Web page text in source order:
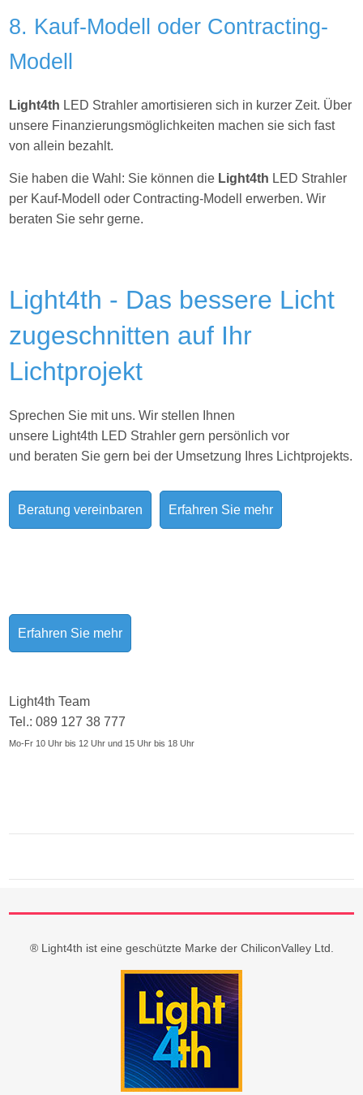
8. Kauf-Modell oder Contracting-
Modell
Light4th LED Strahler amortisieren sich in kurzer Zeit. Über
unsere Finanzierungsmöglichkeiten machen sie sich fast
von allein bezahlt.
Sie haben die Wahl: Sie können die Light4th LED Strahler
per Kauf-Modell oder Contracting-Modell erwerben. Wir
beraten Sie sehr gerne.
Light4th - Das bessere Licht
zugeschnitten auf Ihr
Lichtprojekt
Sprechen Sie mit uns. Wir stellen Ihnen
unsere Light4th LED Strahler gern persönlich vor
und beraten Sie gern bei der Umsetzung Ihres Lichtprojekts.
Beratung vereinbaren Erfahren Sie mehr
Erfahren Sie mehr
Light4th Team
Tel.: 089 127 38 777
Mo-Fr 10 Uhr bis 12 Uhr und 15 Uhr bis 18 Uhr
® Light4th ist eine geschützte Marke der ChiliconValley Ltd.